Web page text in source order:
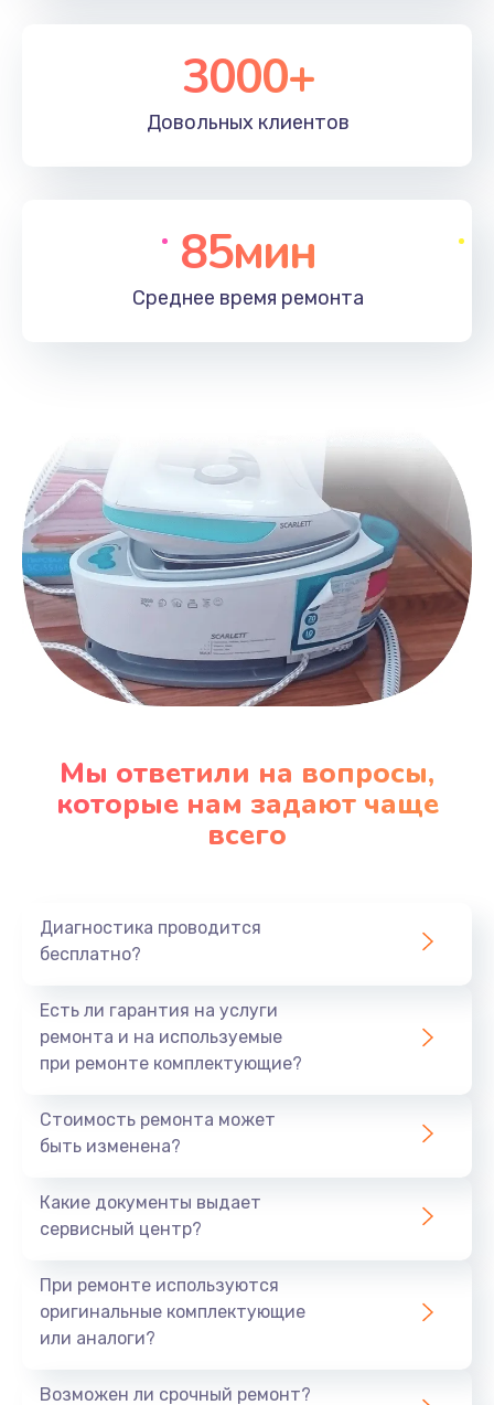
3000+
Довольных клиентов
85мин
Среднее время ремонта
Мы ответили на вопросы,
которые нам задают чаще
всего
Диагностика проводится
бесплатно?
Есть ли гарантия на услуги
ремонта и на используемые
при ремонте комплектующие?
Стоимость ремонта может
быть изменена?
Какие документы выдает
сервисный центр?
При ремонте используются
оригинальные комплектующие
или аналоги?
Возможен ли срочный ремонт?